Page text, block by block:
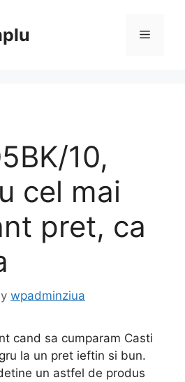
Menu
10,
cel mai
pret, ca
wpadminziua
cand sa cumparam Casti
la un pret ieftin si bun.
un astfel de produs